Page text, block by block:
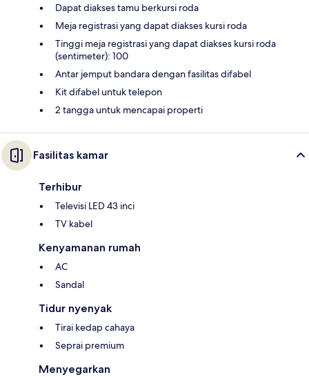
Dapat diakses tamu berkursi roda
Meja registrasi yang dapat diakses kursi roda
Tinggi meja registrasi yang dapat diakses kursi roda
(sentimeter): 100
Antar jemput bandara dengan fasilitas difabel
Kit difabel untuk telepon
2 tangga untuk mencapai properti
Fasilitas kamar
Terhibur
Televisi LED 43 inci
TV kabel
Kenyamanan rumah
AC
Sandal
Tidur nyenyak
Tirai kedap cahaya
Seprai premium
Menyegarkan